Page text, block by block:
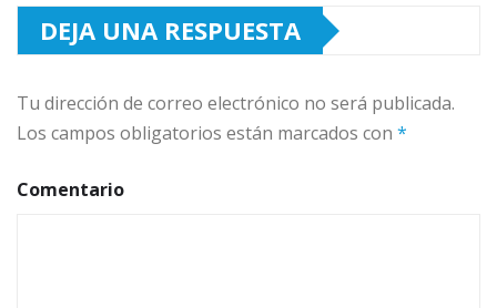
DEJA UNA RESPUESTA
Tu dirección de correo electrónico no será publicada.
Los campos obligatorios están marcados con *
Comentario